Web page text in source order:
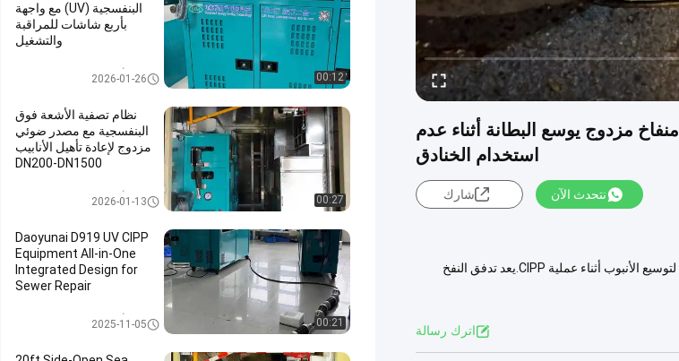
خدمات معدات الأشعة فوق البنفسجية للأشعة فوق البنفسجية CIPP منفاخ مزدوج يوسع البطانة أثناء عدم
استخدام الخنادق
نتحدث الآن شارك
منفاخ مزدوج لتوسيع البطانة أثناء التجديد بدون حفر تستخدم وحدة منفاخ DAO مجموعتين كنظام كامل لتوسيع الأنبوب أثناء عملية CIPP.يعد تدفق النفخ
اترك رسالة
00:12
البنفسجية (UV) مع واجهة
بأربع شاشات للمراقبة
والتشغيل
2026-01-26
00:27
نظام تصفية الأشعة فوق
البنفسجية مع مصدر ضوئي
مزدوج لإعادة تأهيل الأنابيب
DN200-DN1500
2026-01-13
00:21
Daoyunai D919 UV CIPP
Equipment All-in-One
Integrated Design for
Sewer Repair
2025-11-05